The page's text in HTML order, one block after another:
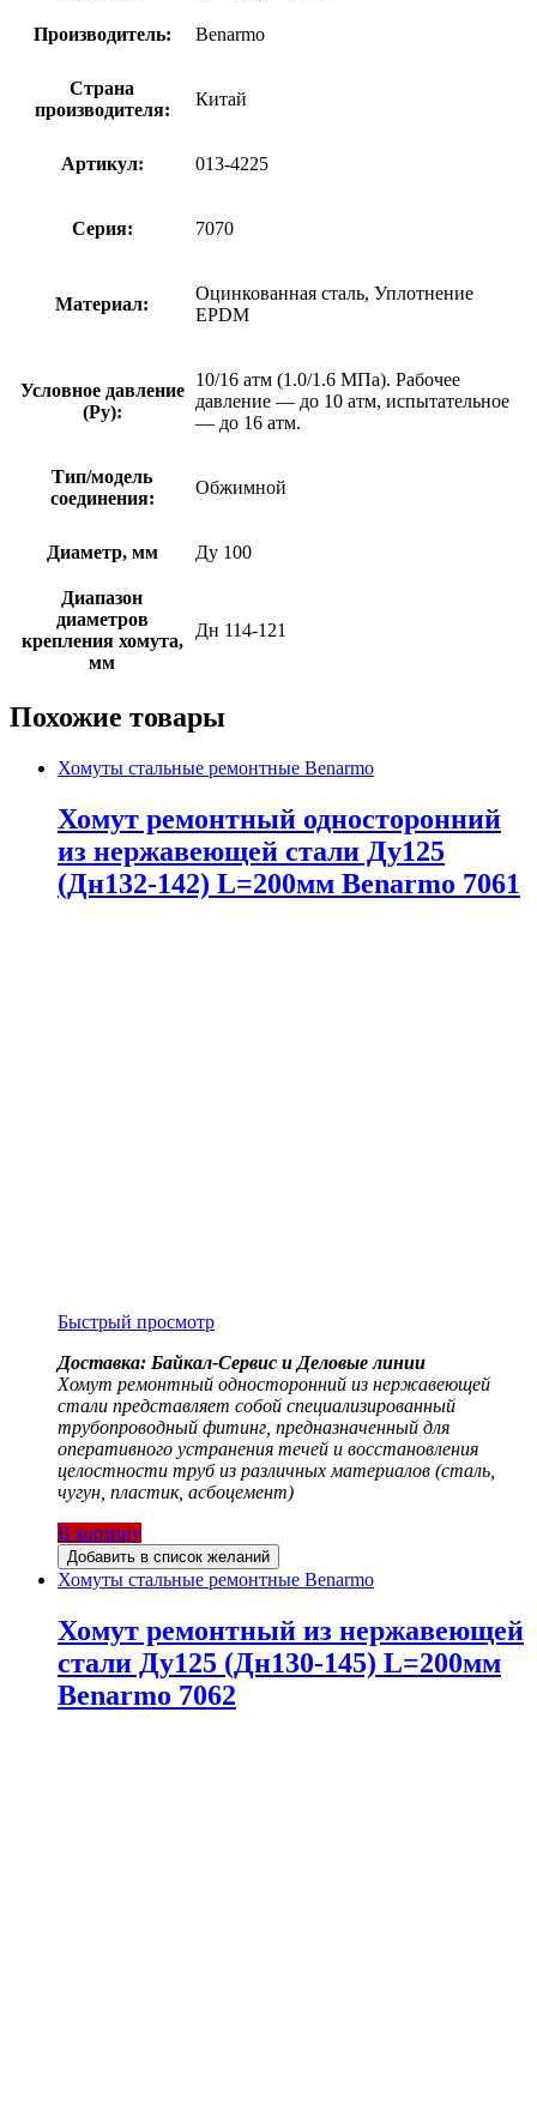
Производитель: Benarmo
Страна
производителя:
Китай
Артикул: 013-4225
Серия: 7070
Материал:
Оцинкованная сталь, Уплотнение
EPDM
Условное давление
(Ру):
10/16 атм (1.0/1.6 МПа). Рабочее
давление — до 10 атм, испытательное
— до 16 атм.
Тип/модель
соединения:
Обжимной
Диаметр, мм Ду 100
Диапазон
диаметров
крепления хомута,
мм
Дн 114-121
Похожие товары
Хомуты стальные ремонтные Benarmo
Хомут ремонтный односторонний
из нержавеющей стали Ду125
(Дн132-142) L=200мм Benarmo 7061
Быстрый просмотр
Доставка: Байкал-Сервис и Деловые линии
Хомут ремонтный односторонний из нержавеющей
стали представляет собой специализированный
трубопроводный фитинг, предназначенный для
оперативного устранения течей и восстановления
целостности труб из различных материалов (сталь,
чугун, пластик, асбоцемент)
В корзину
Добавить в список желаний
Хомуты стальные ремонтные Benarmo
Хомут ремонтный из нержавеющей
стали Ду125 (Дн130-145) L=200мм
Benarmo 7062